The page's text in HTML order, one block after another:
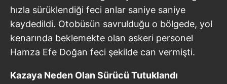
hızla sürüklendiği feci anlar saniye saniye
kaydedildi. Otobüsün savrulduğu o bölgede, yol
kenarında beklemekte olan askeri personel
Hamza Efe Doğan feci şekilde can vermişti.
Kazaya Neden Olan Sürücü Tutuklandı